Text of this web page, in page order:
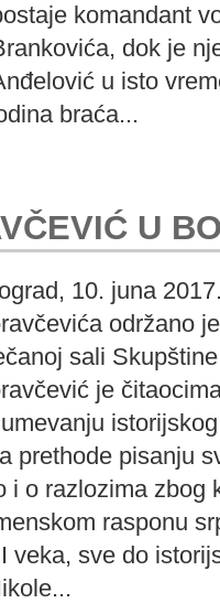
komandant
dok je
u isto
braća...
U
10. juna
održano
sali
je
prethode pisanju
i o razlozima zbog
rasponu
veka, sve do